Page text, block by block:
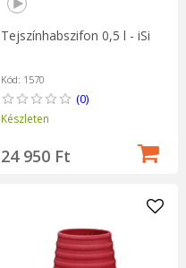
Tejszínhabszifon 0,5 l - iSi
Kód: 1570
(0)
Készleten
24 950 Ft